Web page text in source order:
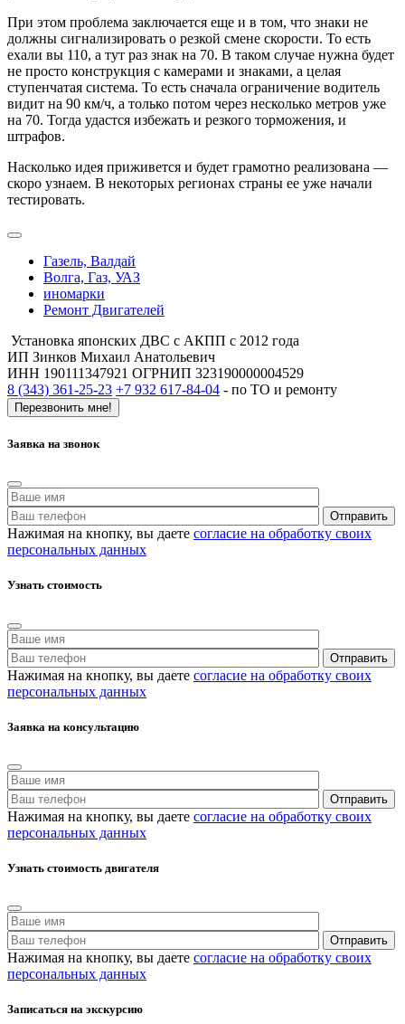
При этом проблема заключается еще и в том, что знаки не
должны сигнализировать о резкой смене скорости. То есть
ехали вы 110, а тут раз знак на 70. В таком случае нужна будет
не просто конструкция с камерами и знаками, а целая
ступенчатая система. То есть сначала ограничение водитель
видит на 90 км/ч, а только потом через несколько метров уже
на 70. Тогда удастся избежать и резкого торможения, и
штрафов.
Насколько идея приживется и будет грамотно реализована —
скоро узнаем. В некоторых регионах страны ее уже начали
тестировать.
Газель, Валдай
Волга, Газ, УАЗ
иномарки
Ремонт Двигателей
Установка японских ДВС с АКПП с 2012 года
ИП Зинков Михаил Анатольевич
ИНН 190111347921 ОГРНИП 323190000004529
8 (343) 361-25-23 +7 932 617-84-04 - по ТО и ремонту
Перезвонить мне!
Заявка на звонок
Нажимая на кнопку, вы даете согласие на обработку своих
персональных данных
Узнать стоимость
Нажимая на кнопку, вы даете согласие на обработку своих
персональных данных
Заявка на консультацию
Нажимая на кнопку, вы даете согласие на обработку своих
персональных данных
Узнать стоимость двигателя
Нажимая на кнопку, вы даете согласие на обработку своих
персональных данных
Записаться на экскурсию